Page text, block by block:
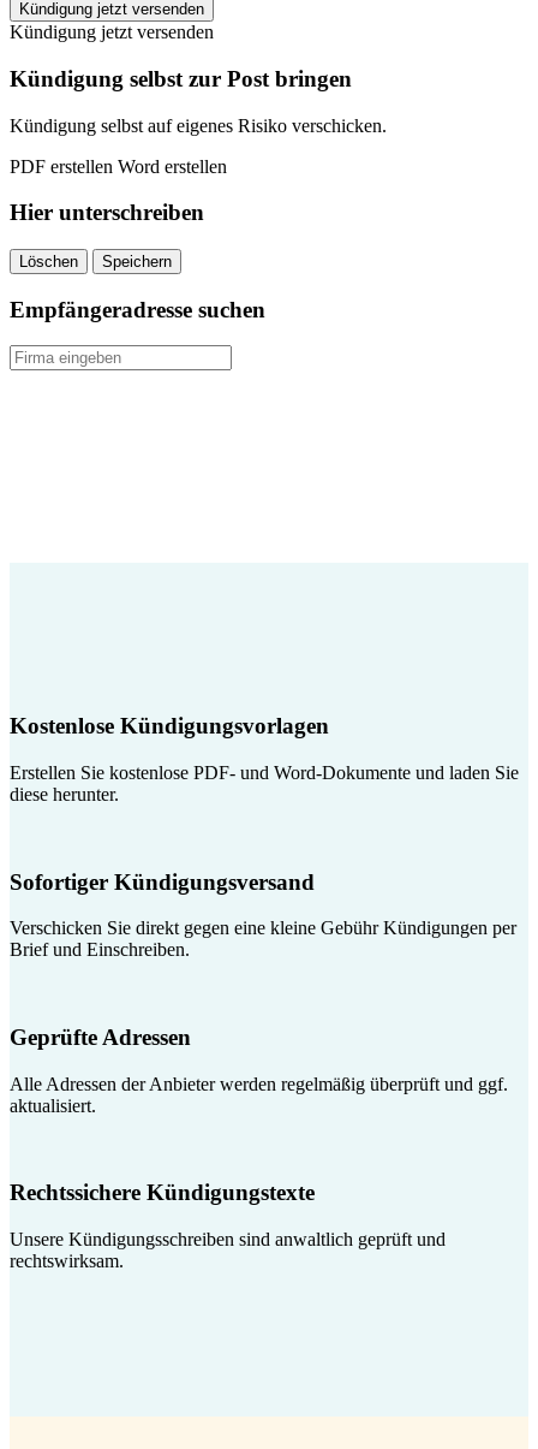
GMX
Strom
kündigen
quantity
Kündigung jetzt versenden
Kündigung jetzt versenden
Kündigung selbst zur Post bringen
Kündigung selbst auf eigenes Risiko verschicken.
PDF erstellen Word erstellen
Hier unterschreiben
Löschen Speichern
Empfängeradresse suchen
Kostenlose Kündigungsvorlagen
Erstellen Sie kostenlose PDF- und Word-Dokumente und laden Sie
diese herunter.
Sofortiger Kündigungsversand
Verschicken Sie direkt gegen eine kleine Gebühr Kündigungen per
Brief und Einschreiben.
Geprüfte Adressen
Alle Adressen der Anbieter werden regelmäßig überprüft und ggf.
aktualisiert.
Rechtssichere Kündigungstexte
Unsere Kündigungsschreiben sind anwaltlich geprüft und
rechtswirksam.